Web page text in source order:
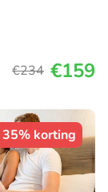
€234 €159
35% korting